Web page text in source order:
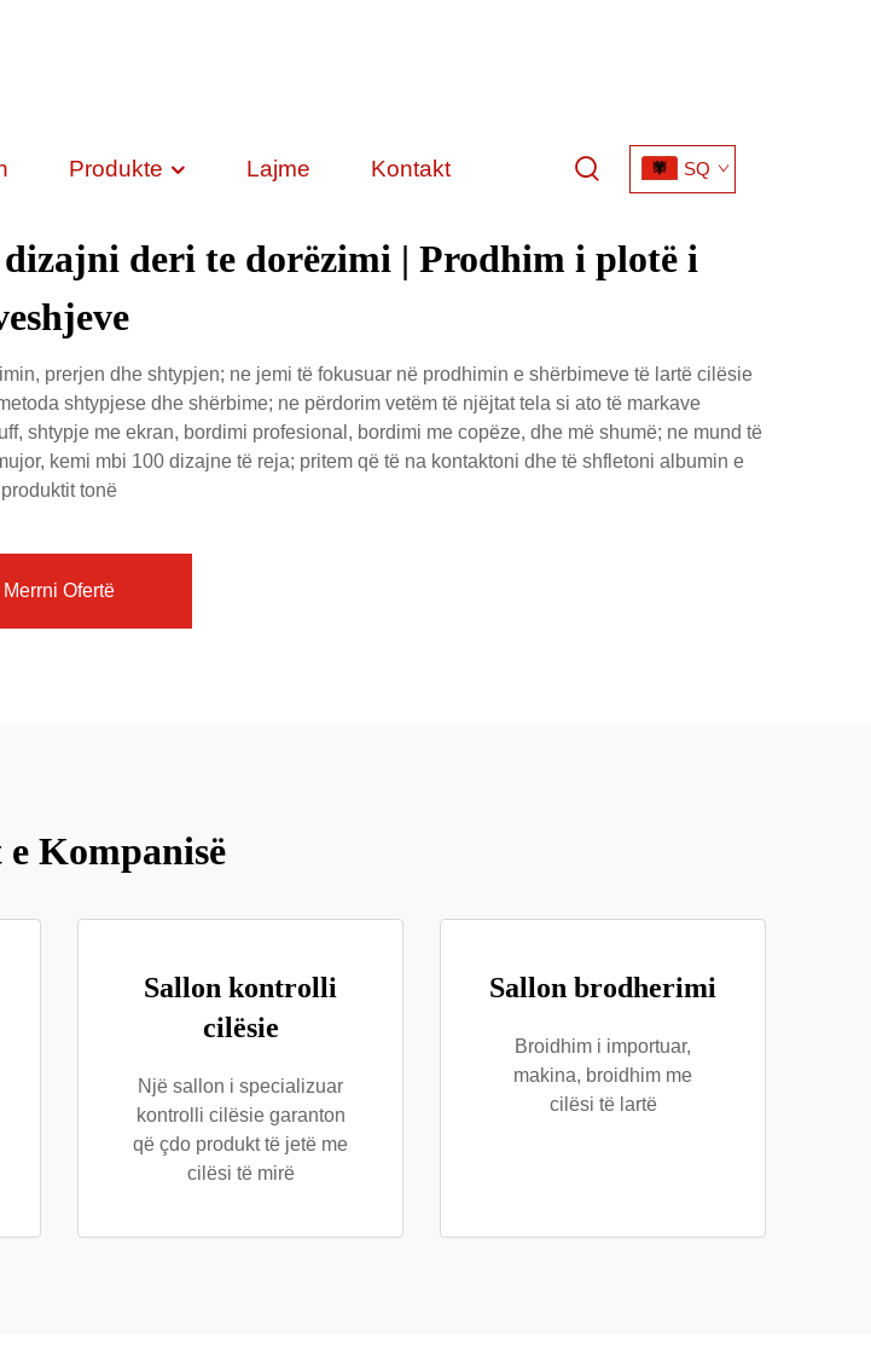
Produkte Lajme Kontakt SQ
deri te dorëzimi | Prodhim i plotë i
prerjen dhe shtypjen; ne jemi të fokusuar në prodhimin e shërbimeve të lartë cilësie
shtypjese dhe shërbime; ne përdorim vetëm të njëjtat tela si ato të markave
shtypje me ekran, bordimi profesional, bordimi me copëze, dhe më shumë; ne mund të
kemi mbi 100 dizajne të reja; pritem që të na kontaktoni dhe të shfletoni albumin e
produktit tonë
Merrni Ofertë
Kompanisë
Sallon kontrolli
cilësie
Një sallon i specializuar
kontrolli cilësie garanton
që çdo produkt të jetë me
cilësi të mirë
Sallon brodherimi
Broidhim i importuar,
makina, broidhim me
cilësi të lartë